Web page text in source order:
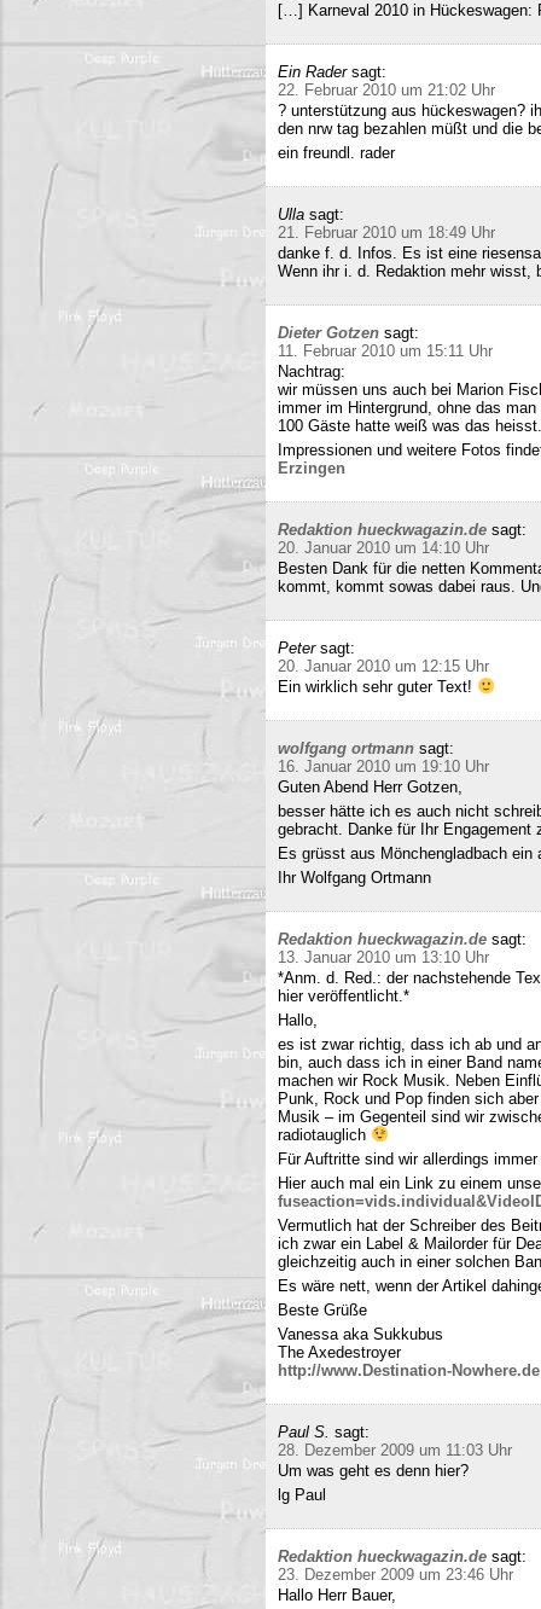
[…] Karneval 2010 in Hückeswagen:
Ein Rader sagt:
22. Februar 2010 um 21:02 Uhr
? unterstützung aus hückeswagen?
den nrw tag bezahlen müßt und die
ein freundl. rader
Ulla sagt:
21. Februar 2010 um 18:49 Uhr
danke f. d. Infos. Es ist eine
Wenn ihr i. d. Redaktion mehr wisst,
Dieter Gotzen sagt:
11. Februar 2010 um 15:11 Uhr
Nachtrag:
wir müssen uns auch bei Marion
immer im Hintergrund, ohne das
100 Gäste hatte weiß was das heisst.
Impressionen und weitere Fotos
Erzingen
Redaktion hueckwagazin.de sagt:
20. Januar 2010 um 14:10 Uhr
Besten Dank für die netten
kommt, kommt sowas dabei raus.
Peter sagt:
20. Januar 2010 um 12:15 Uhr
Ein wirklich sehr guter Text!
wolfgang ortmann sagt:
16. Januar 2010 um 19:10 Uhr
Guten Abend Herr Gotzen,
besser hätte ich es auch nicht
gebracht. Danke für Ihr Engagement
Es grüsst aus Mönchengladbach ein
Ihr Wolfgang Ortmann
Redaktion hueckwagazin.de sagt:
13. Januar 2010 um 13:10 Uhr
*Anm. d. Red.: der nachstehende
hier veröffentlicht.*
Hallo,
es ist zwar richtig, dass ich ab und
bin, auch dass ich in einer Band
machen wir Rock Musik. Neben
Punk, Rock und Pop finden sich
Musik – im Gegenteil sind wir
radiotauglich
Für Auftritte sind wir allerdings
Hier auch mal ein Link zu einem
Vermutlich hat der Schreiber des
ich zwar ein Label & Mailorder für
gleichzeitig auch in einer solchen
Es wäre nett, wenn der Artikel
Beste Grüße
Vanessa aka Sukkubus
The Axedestroyer
http://www.Destination-Nowhere.de
Paul S. sagt:
28. Dezember 2009 um 11:03 Uhr
Um was geht es denn hier?
lg Paul
Redaktion hueckwagazin.de sagt:
23. Dezember 2009 um 23:46 Uhr
Hallo Herr Bauer,